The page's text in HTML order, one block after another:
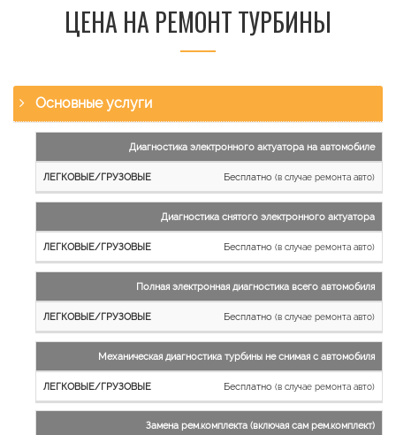
ЦЕНА НА РЕМОНТ ТУРБИНЫ
Основные услуги
работы
Легковые
и
Грузовые
автомобили
Диагностика электронного актуатора на автомобиле
Бесплатно (в случае ремонта авто)
Диагностика снятого электронного актуатора
Бесплатно (в случае ремонта авто)
Полная электронная диагностика всего автомобиля
Бесплатно (в случае ремонта авто)
Механическая диагностика турбины не снимая с автомобиля
Бесплатно (в случае ремонта авто)
Замена рем.комплекта (включая сам рем.комплект)